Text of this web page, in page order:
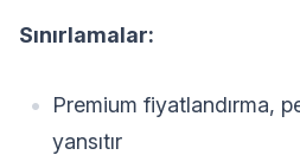
Sınırlamalar:
Premium fiyatlandırma,
yansıtır